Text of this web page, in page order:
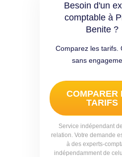
Besoin d'un
comptable à
Benite ?
Comparez les tarifs.
sans
COMPARER
TARIFS
Service indépendant
relation. Votre demande
à des experts-
indépendamment de